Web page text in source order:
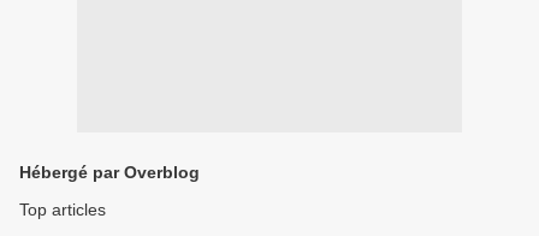
Hébergé par Overblog
Top articles